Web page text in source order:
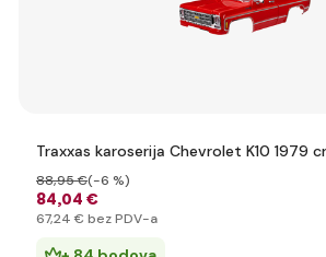
Traxxas karoserija Chevrolet K10 1979
84,04 €
88,95 €(-6 %)
67,24 € bez PDV-a